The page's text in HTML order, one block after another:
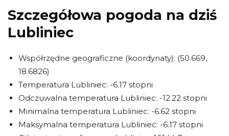
Szczegółowa pogoda na dziś
Lubliniec
Współrzędne geograficzne (koordynaty): (50.669,
18.6826)
Temperatura Lubliniec: -6.17 stopni
Odczuwalna temperatura Lubliniec: -12.22 stopni
Minimalna temperatura Lubliniec: -6.62 stopni
Maksymalna temperatura Lubliniec: -6.17 stopni